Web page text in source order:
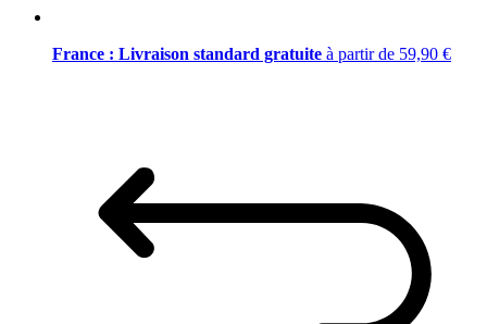
France : Livraison standard gratuite à partir de 59,90 €